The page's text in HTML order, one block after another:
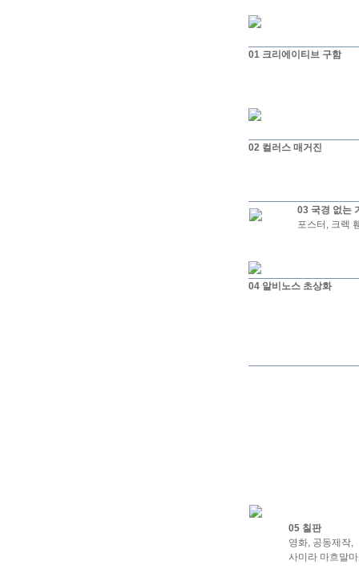
01 크리에이티브 구함
02 컬러스 매거진
03 국경 없는
포스터, 크렉
04 알비노스 초상화
05 칠판
영화, 공동제작,
사미라 마흐말